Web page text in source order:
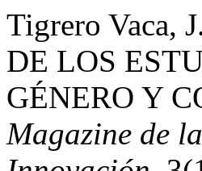
Tigrero Vaca,
DE LOS
GÉNERO Y
Magazine de